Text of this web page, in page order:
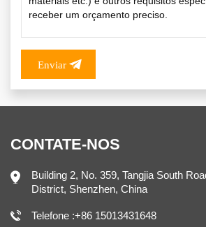
Enviar
CONTATE-NOS
Building 2, No. 359, Tangjia South
District, Shenzhen, China
Telefone :+86 15013431648